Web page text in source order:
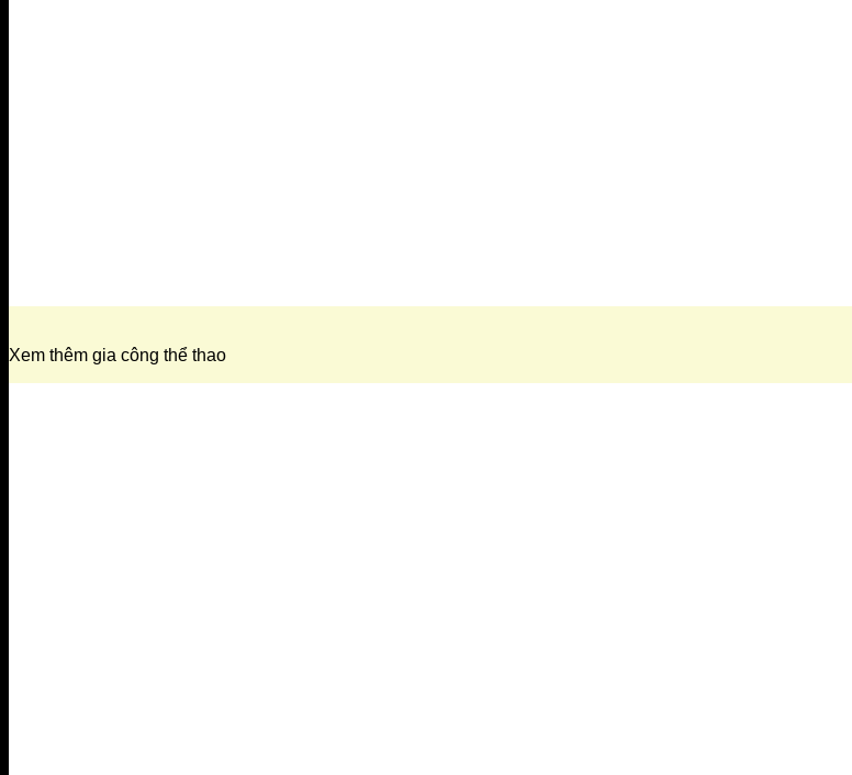
Xem thêm gia công thể thao